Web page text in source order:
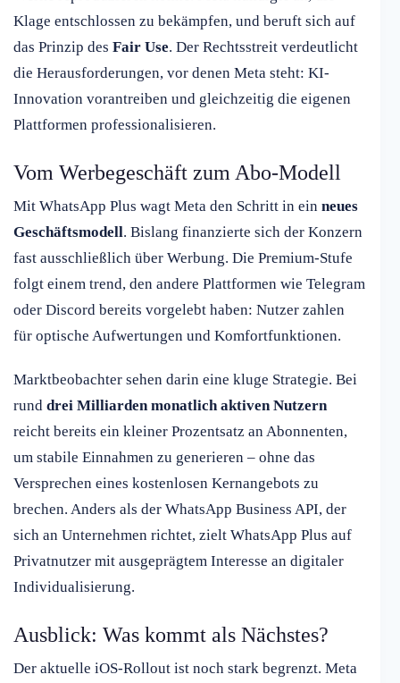
Klage entschlossen zu bekämpfen, und beruft sich auf
das Prinzip des Fair Use. Der Rechtsstreit verdeutlicht
die Herausforderungen, vor denen Meta steht: KI-
Innovation vorantreiben und gleichzeitig die eigenen
Plattformen professionalisieren.
Vom Werbegeschäft zum Abo-Modell
Mit WhatsApp Plus wagt Meta den Schritt in ein neues
Geschäftsmodell. Bislang finanzierte sich der Konzern
fast ausschließlich über Werbung. Die Premium-Stufe
folgt einem trend, den andere Plattformen wie Telegram
oder Discord bereits vorgelebt haben: Nutzer zahlen
für optische Aufwertungen und Komfortfunktionen.
Marktbeobachter sehen darin eine kluge Strategie. Bei
rund drei Milliarden monatlich aktiven Nutzern
reicht bereits ein kleiner Prozentsatz an Abonnenten,
um stabile Einnahmen zu generieren – ohne das
Versprechen eines kostenlosen Kernangebots zu
brechen. Anders als der WhatsApp Business API, der
sich an Unternehmen richtet, zielt WhatsApp Plus auf
Privatnutzer mit ausgeprägtem Interesse an digitaler
Individualisierung.
Ausblick: Was kommt als Nächstes?
Der aktuelle iOS-Rollout ist noch stark begrenzt. Meta